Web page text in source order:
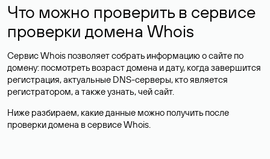
Что можно проверить в сервисе
проверки домена Whois
Сервис Whois позволяет собрать информацию о сайте по
домену: посмотреть возраст домена и дату, когда завершится
регистрация, актуальные DNS-серверы, кто является
регистратором, а также узнать, чей сайт.
Ниже разбираем, какие данные можно получить после
проверки домена в сервисе Whois.